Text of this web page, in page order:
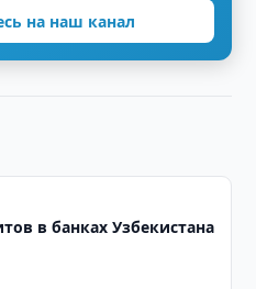
на наш канал
в банках Узбекистана